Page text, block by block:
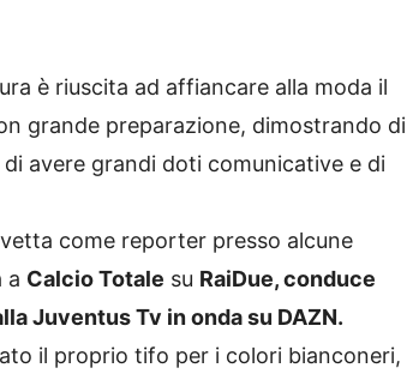
è riuscita ad affiancare alla moda il
grande preparazione, dimostrando di
avere grandi doti comunicative e di
come reporter presso alcune
a Calcio Totale su RaiDue, conduce
Juventus Tv in onda su DAZN.
il proprio tifo per i colori bianconeri,